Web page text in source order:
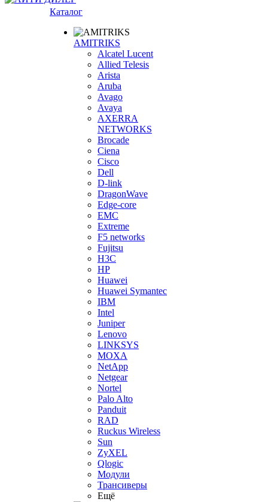
Каталог
AMITRIKS
Alcatel Lucent
Allied Telesis
Arista
Aruba
Avago
Avaya
AXERRA
NETWORKS
Brocade
Ciena
Cisco
Dell
D-link
DragonWave
Edge-core
EMC
Extreme
F5 networks
Fujitsu
H3С
HP
Huawei
Huawei Symantec
IBM
Intel
Juniper
Lenovo
LINKSYS
MOXA
NetApp
Netgear
Nortel
Palo Alto
Panduit
RAD
Ruckus Wireless
Sun
ZyXEL
Qlogic
Модули
Трансиверы
Ещё